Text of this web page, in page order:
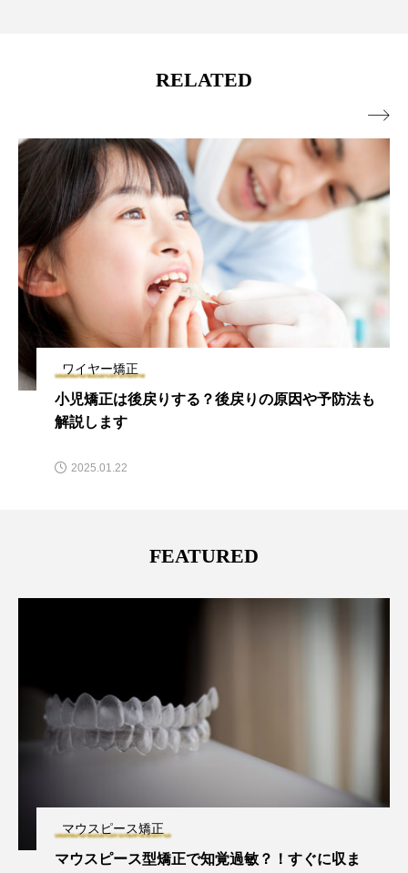
RELATED
ワイヤー矯正
小児矯正は後戻りする？後戻りの原因や予防法も
解説します
2025.01.22

FEATURED
マウスピース矯正
マウスピース型矯正で知覚過敏？！すぐに収ま